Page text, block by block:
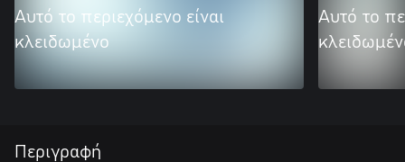
Αυτό το περιεχόμενο είναι
κλειδωμένο
Αυτό το
Περιγραφή